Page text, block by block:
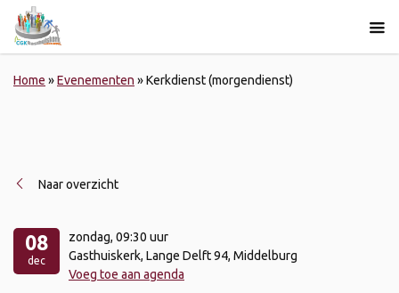
Home »Evenementen »Kerkdienst (morgendienst)
Naar overzicht
08
dec
zondag, 09:30 uur
Gasthuiskerk, Lange Delft 94, Middelburg
Voeg toe aan agenda